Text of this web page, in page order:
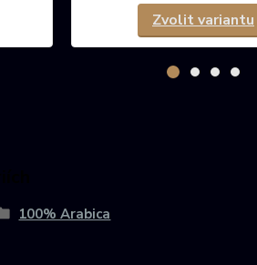
Zvolit variantu
100% Arabica